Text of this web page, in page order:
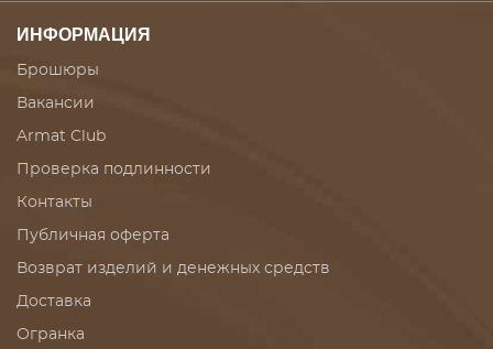
ИНФОРМАЦИЯ
Брошюры
Вакансии
Armat Club
Проверка подлинности
Контакты
Публичная оферта
Возврат изделий и денежных средств
Доставка
Огранка